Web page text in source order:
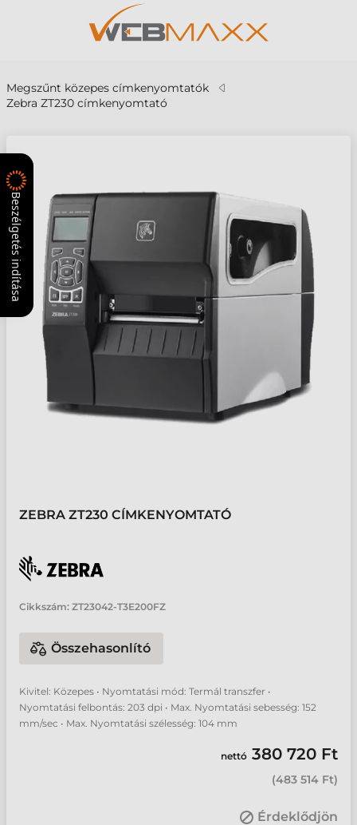
Megszűnt közepes címkenyomtatók
Zebra ZT230 címkenyomtató
ZEBRA ZT230 CÍMKENYOMTATÓ
Cikkszám: ZT23042-T3E200FZ
Összehasonlító
Kivitel: Közepes • Nyomtatási mód: Termál transzfer •
Nyomtatási felbontás: 203 dpi • Max. Nyomtatási sebesség: 152
mm/sec • Max. Nyomtatási szélesség: 104 mm
nettó 380 720 Ft
(483 514 Ft)
Érdeklődjön
Beszélgetés indítása